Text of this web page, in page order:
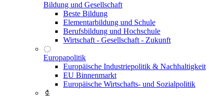
Bildung und Gesellschaft
Beste Bildung
Elementarbildung und Schule
Berufsbildung und Hochschule
Wirtschaft - Gesellschaft - Zukunft
Europapolitik
Europäische Industriepolitik & Nachhaltigkeit
EU Binnenmarkt
Europäische Wirtschafts- und Sozialpolitik